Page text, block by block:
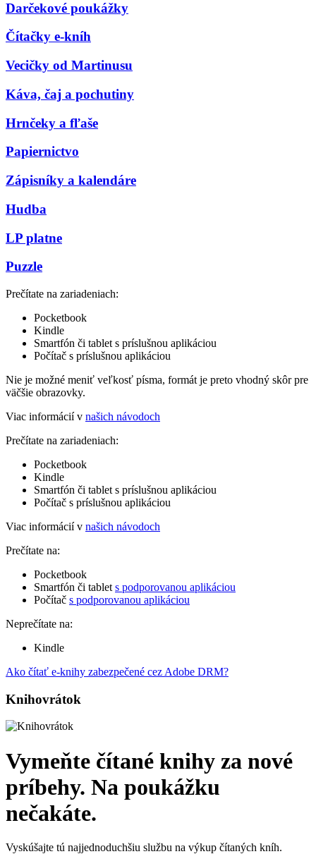
Darčekové poukážky
Čítačky e-kníh
Vecičky od Martinusu
Káva, čaj a pochutiny
Hrnčeky a fľaše
Papiernictvo
Zápisníky a kalendáre
Hudba
LP platne
Puzzle
Prečítate na zariadeniach:
Pocketbook
Kindle
Smartfón či tablet s príslušnou aplikáciou
Počítač s príslušnou aplikáciou
Nie je možné meniť veľkosť písma, formát je preto vhodný skôr pre
väčšie obrazovky.
Viac informácií v našich návodoch
Prečítate na zariadeniach:
Pocketbook
Kindle
Smartfón či tablet s príslušnou aplikáciou
Počítač s príslušnou aplikáciou
Viac informácií v našich návodoch
Prečítate na:
Pocketbook
Smartfón či tablet s podporovanou aplikáciou
Počítač s podporovanou aplikáciou
Neprečítate na:
Kindle
Ako čítať e-knihy zabezpečené cez Adobe DRM?
Knihovrátok
Vymeňte čítané knihy za nové
príbehy. Na poukážku
nečakáte.
Vyskúšajte tú najjednoduchšiu službu na výkup čítaných kníh.